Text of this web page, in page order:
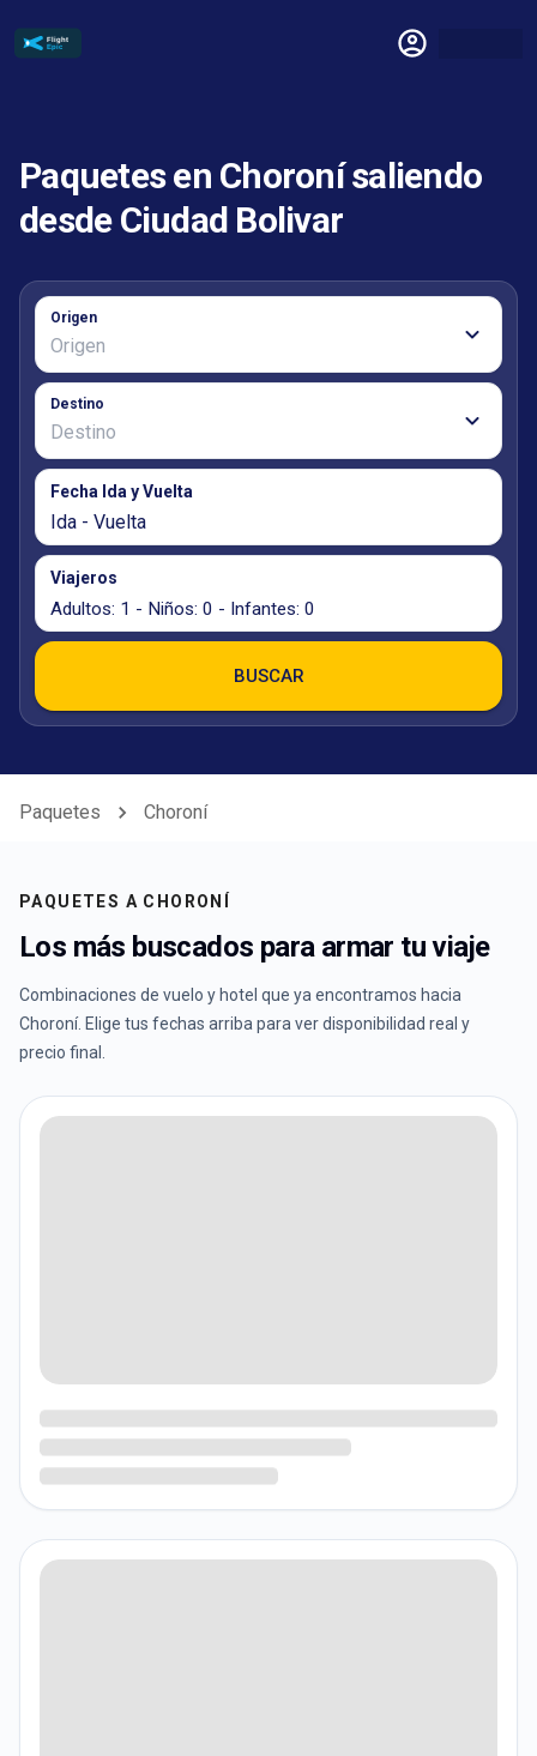
Paquetes en Choroní saliendo
desde Ciudad Bolivar
Origen
Destino
Fecha Ida y Vuelta
Ida - Vuelta
Viajeros
Adultos: 1 - Niños: 0 - Infantes: 0
BUSCAR
Paquetes Choroní
PAQUETES A CHORONÍ
Los más buscados para armar tu viaje
Combinaciones de vuelo y hotel que ya encontramos hacia
Choroní. Elige tus fechas arriba para ver disponibilidad real y
precio final.